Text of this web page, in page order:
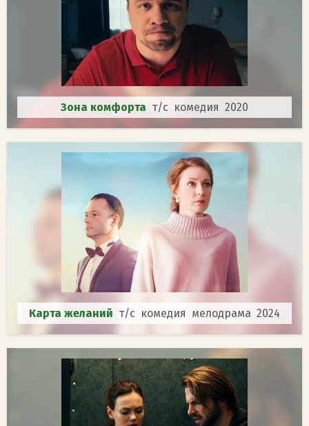
Зона комфорта т/с комедия 2020
Карта желаний т/с комедия мелодрама 2024